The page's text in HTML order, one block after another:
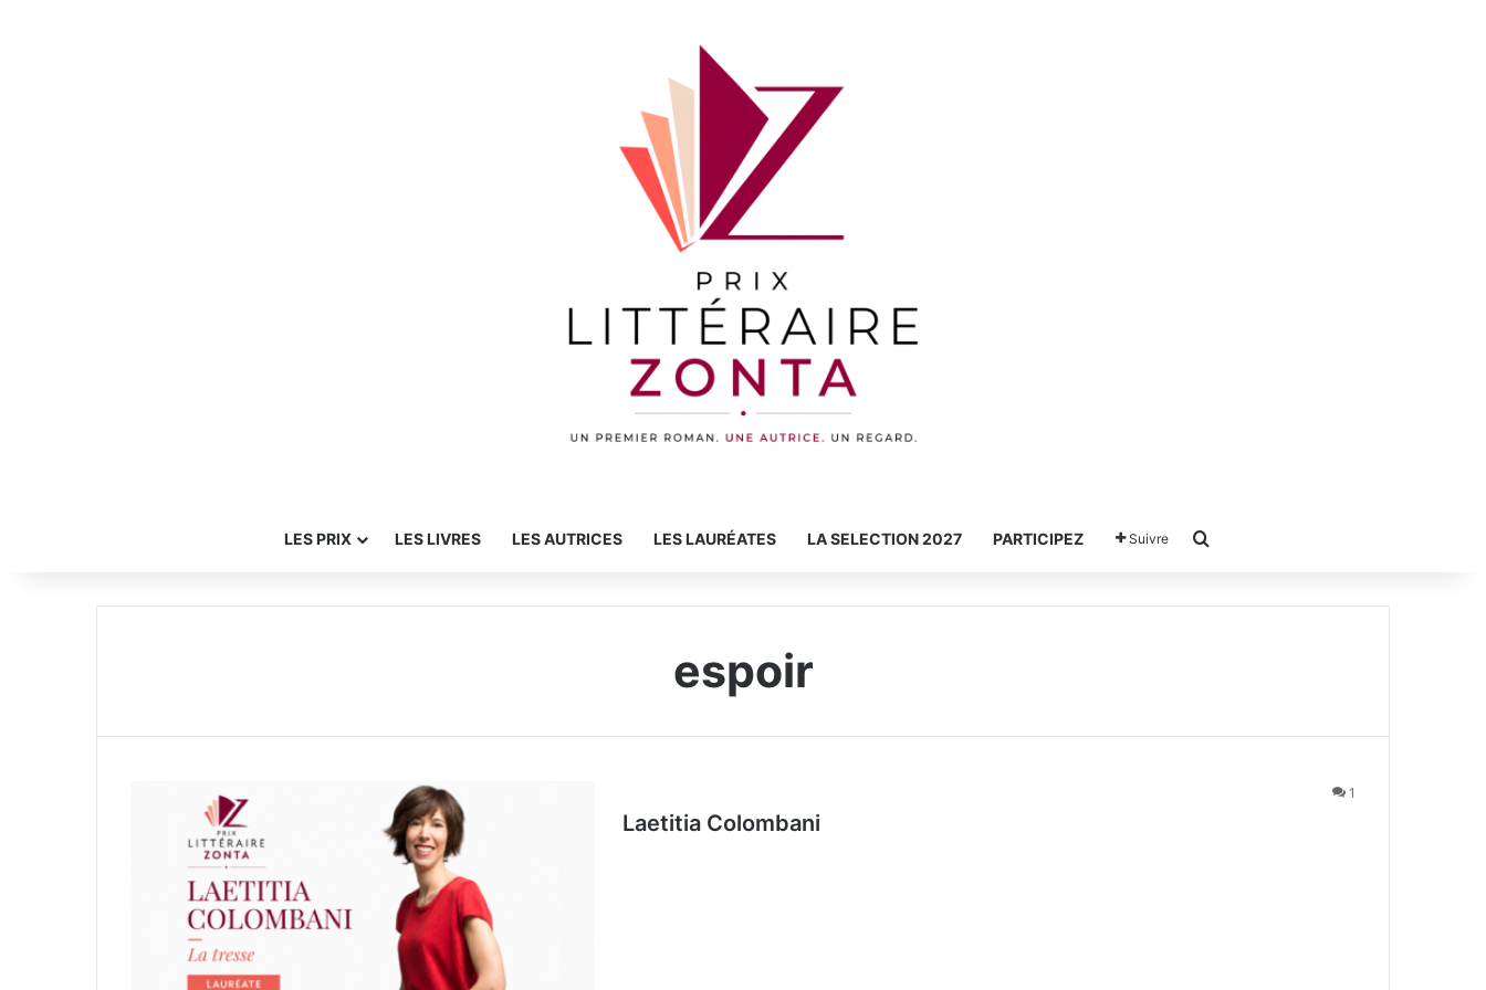
LES PRIX LES LIVRES LES AUTRICES LES LAURÉATES LA SELECTION 2027 PARTICIPEZ Suivre
espoir
1
Laetitia Colombani